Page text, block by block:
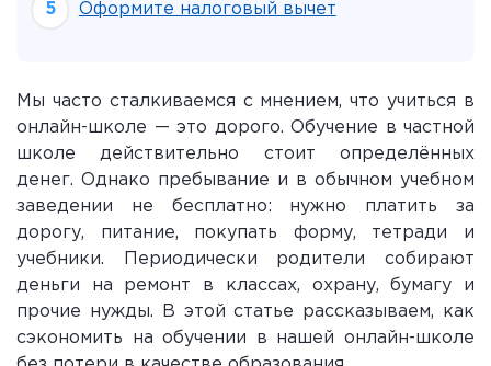
Оформите налоговый вычет
Мы часто сталкиваемся с мнением, что учиться в
онлайн-школе — это дорого. Обучение в частной
школе действительно стоит определённых
денег. Однако пребывание и в обычном учебном
заведении не бесплатно: нужно платить за
дорогу, питание, покупать форму, тетради и
учебники. Периодически родители собирают
деньги на ремонт в классах, охрану, бумагу и
прочие нужды. В этой статье рассказываем, как
сэкономить на обучении в нашей онлайн-школе